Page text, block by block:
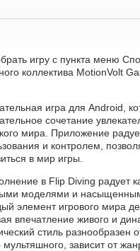
игру с пункта меню
коллектива MotionVolt
игра для Android,
сочетание
мира. Приложение
и контролем,
в мир игры.
в Flip Diving радует
моделями и
элемент игрового мира
впечатление живого и
стиль разнообразен
мультяшного, зависит от